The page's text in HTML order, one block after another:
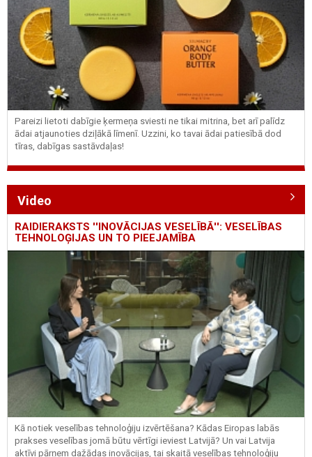
Pareizi lietoti dabīgie ķermeņa sviesti ne tikai mitrina, bet arī palīdz
ādai atjaunoties dziļākā līmenī. Uzzini, ko tavai ādai patiesībā dod
tīras, dabīgas sastāvdaļas!
Video
RAIDIERAKSTS ''INOVĀCIJAS VESELĪBĀ'': VESELĪBAS
TEHNOLOĢIJAS UN TO PIEEJAMĪBA
Kā notiek veselības tehnoloģiju izvērtēšana? Kādas Eiropas labās
prakses veselības jomā būtu vērtīgi ieviest Latvijā? Un vai Latvija
aktīvi pārņem dažādas inovācijas, tai skaitā veselības tehnoloģiju